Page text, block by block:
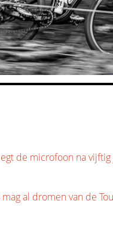
de microfoon na
al dromen van de